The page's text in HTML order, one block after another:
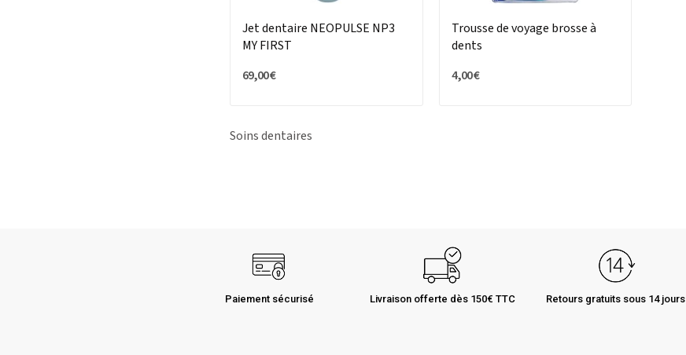
Jet dentaire NEOPULSE NP3
MY FIRST
69,00 €
Trousse de voyage brosse à
dents
4,00 €
Soins dentaires
Paiement sécurisé Livraison offerte dès 150€ TTC Retours gratuits sous 14 jours